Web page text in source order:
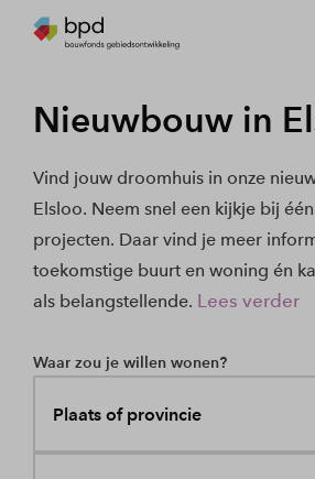
Nieuwbouw in
Vind jouw droomhuis in onze
Elsloo. Neem snel een kijkje bij
projecten. Daar vind je meer
toekomstige buurt en woning én
als belangstellende. Lees verder
Waar zou je willen wonen?
Plaats of provincie